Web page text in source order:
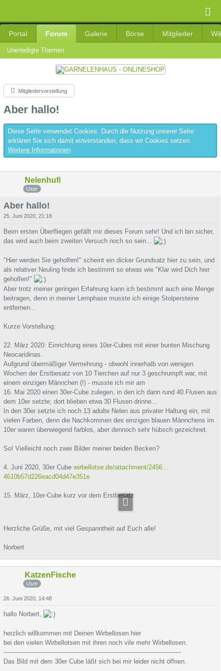
Portal Forum Galerie Börse Mitglieder
Unerledigte Themen
Mitgliedervorstellung
Aber hallo!
Diese Seite verwendet Cookies. Durch die Nutzung unserer Seite
erklären Sie sich damit einverstanden, dass wir Cookies setzen.
Weitere Informationen
Nelenhufi
User
Aber hallo!
25. Juni 2020, 21:18
Beim ersten Überfliegen gefällt mir dieses Forum sehr! Und ich bin sicher,
das wird auch beim zweiten Versuch noch so sein...
"Hier werden Sie geholfen!" scheint ein dicker Grundsatz hier zu sein, und
als relativer Neuling finde ich bestimmt so etwas wie "Klar wird Dich hier
geholfen!"
Aber trotz meiner geringen Erfahrung kann ich bestimmt auch eine Menge
beitragen, denn in meiner Lernphase musste ich einige Stolpersteine
entfernen...
Kurze Vorstellung:
22. März 2020: Einrichtung eines 10er-Cubes mit einer bunten Mischung
Neocaridinas.
Aufgrund übermäßiger Vermehrung - obwohl innerhalb von wenigen
Wochen der Erstbesatz von 10 Tierchen auf nur 3 geschrumpft war, mit
einem einzigen Männchen (!) - musste ich mir am
16. Mai 2020 einen 30er-Cube zulegen, in den ich dann rund 40 Flusen aus
dem 10er setzte; dort blieben etwa 30 Flusen drinne...
In den 30er setzte ich noch 13 adulte Nelen aus privater Haltung ein, mit
vielen Farben, denn die Nachkommen des einzigen blauen Männchens im
10er waren überwiegend farblos, aber dennoch sehr hübsch gezeichnet.
So! Vielleicht noch zwei Bilder meiner beiden Becken?
4. Juni 2020, 30er Cube wirbellotse.de/attachment/2456…
4610b57d226eacd04d47e351e
15. März, 10er-Cube kurz vor dem Erstbesatz
Herzliche Grüße, mit viel Gespanntheit auf Euch alle!
Norbert
KatzenFische
User
26. Juni 2020, 14:48
hallo Norbert,
herzlich willkommen mit Deinen Wirbellosen hier
bei den vielen Wirbellotsen mit ihren noch vile mehr Wirbellosen.
------------------------------------------------------------------------------------------
Das Bild mit dem 30er Cube läßt sich bei mir leider nicht öffnen.